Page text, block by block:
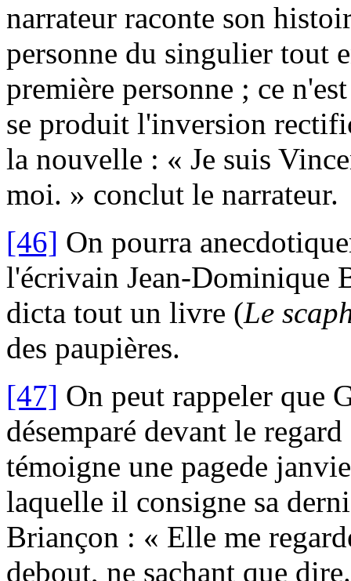
narrateur raconte son
personne du singulier tout
première personne ; ce
se produit l'inversion
la nouvelle : « Je suis
moi. » conclut le narrateur.
[46] On pourra
l'écrivain Jean-Dominique
dicta tout un livre (Le
des paupières.
[47] On peut rappeler que
désemparé devant le
témoigne une pagede
laquelle il consigne sa
Briançon : « Elle me
debout, ne sachant que